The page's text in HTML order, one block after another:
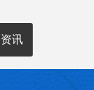
讯